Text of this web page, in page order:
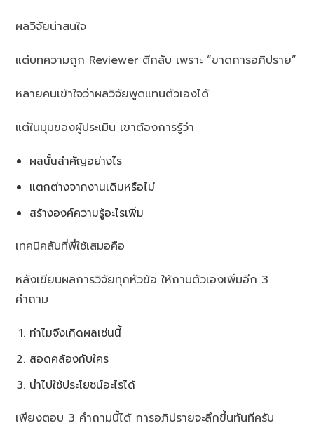
ผลวิจัยน่าสนใจ
แต่บทความถูก Reviewer ตีกลับ เพราะ “ขาดการอภิปราย”
หลายคนเข้าใจว่าผลวิจัยพูดแทนตัวเองได้
แต่ในมุมของผู้ประเมิน เขาต้องการรู้ว่า
ผลนั้นสำคัญอย่างไร
แตกต่างจากงานเดิมหรือไม่
สร้างองค์ความรู้อะไรเพิ่ม
เทคนิคลับที่พี่ใช้เสมอคือ
หลังเขียนผลการวิจัยทุกหัวข้อ ให้ถามตัวเองเพิ่มอีก 3
คำถาม
ทำไมจึงเกิดผลเช่นนี้
สอดคล้องกับใคร
นำไปใช้ประโยชน์อะไรได้
เพียงตอบ 3 คำถามนี้ได้ การอภิปรายจะลึกขึ้นทันทีครับ